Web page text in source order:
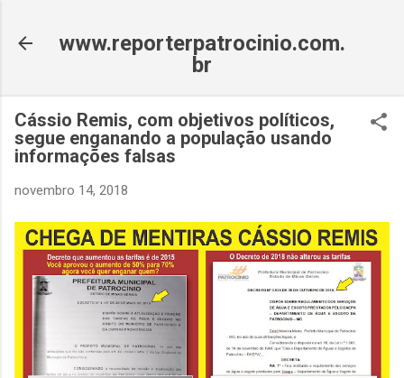
www.reporterpatrocinio.com.
br
Cássio Remis, com objetivos políticos,
segue enganando a população usando
informações falsas
novembro 14, 2018